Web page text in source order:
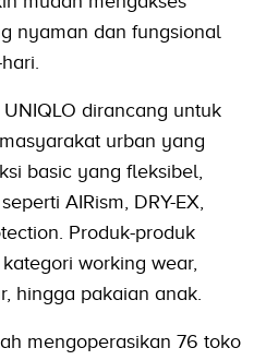
nyaman dan fungsional
dirancang untuk
urban yang
basic yang fleksibel,
AIRism, DRY-EX,
Produk-produk
working wear,
hingga pakaian anak.
mengoperasikan 76 toko